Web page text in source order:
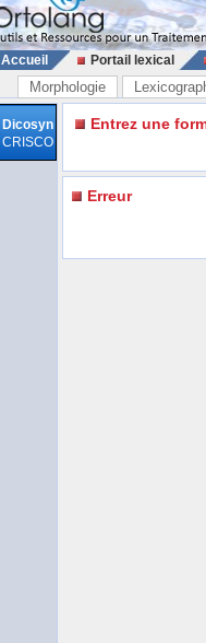
Accueil Portail lexical
Morphologie
Dicosyn
CRISCO
Entrez une
Erreur